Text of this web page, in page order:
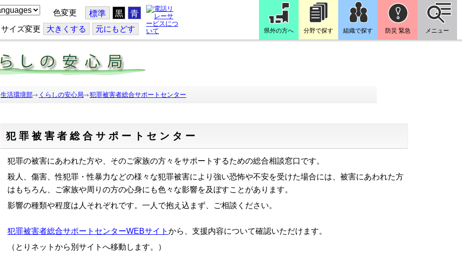
色変更 標準 黒 青
サイズ変更 大きくする 元にもどす 県外の方へ 分野で探す 組織で探す 防災 緊急 メニュー
生活環境部 くらしの安心局 犯罪被害者総合サポートセンター
犯罪被害者総合サポートセンター
犯罪の被害にあわれた方や、そのご家族の方々をサポートするための総合相談窓口です。
殺人、傷害、性犯罪・性暴力などの様々な犯罪被害により強い恐怖や不安を受けた場合には、被害にあわれた方
はもちろん、ご家族や周りの方の心身にも色々な影響を及ぼすことがあります。
影響の種類や程度は人それぞれです。一人で抱え込まず、ご相談ください。
犯罪被害者総合サポートセンターWEBサイト から、支援内容について確認いただけます。
（とりネットから別サイトへ移動します。）